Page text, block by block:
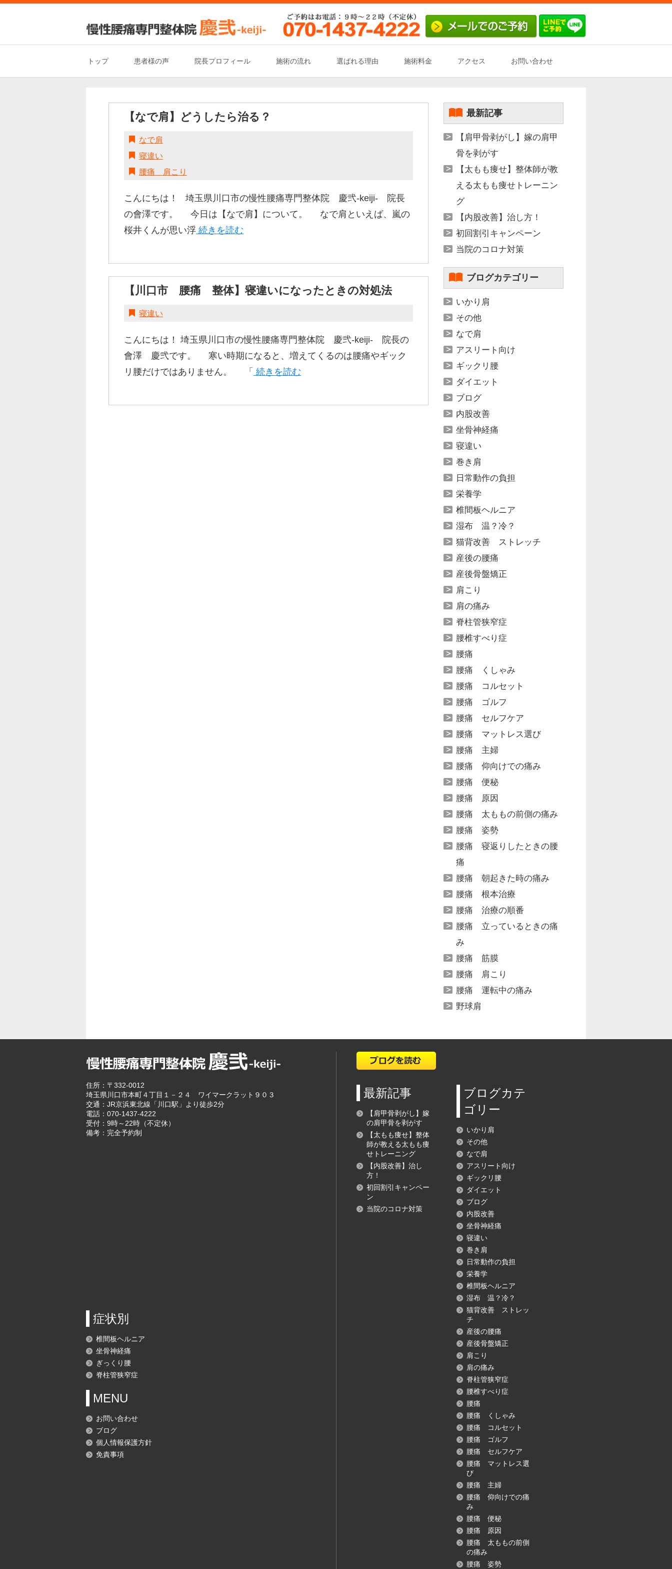
トップ 患者様の声 院長プロフィール 施術の流れ 選ばれる理由 施術料金 アクセス お問い合わせ
【なで肩】どうしたら治る？
なで肩
寝違い
腰痛 肩こり
こんにちは！ 埼玉県川口市の慢性腰痛専門整体院 慶弐-keiji- 院長
の會澤です。 今日は【なで肩】について。 なで肩といえば、嵐の
桜井くんが思い浮 続きを読む
【川口市 腰痛 整体】寝違いになったときの対処法
寝違い
こんにちは！ 埼玉県川口市の慢性腰痛専門整体院 慶弐-keiji- 院長の
會澤 慶弐です。 寒い時期になると、増えてくるのは腰痛やギック
リ腰だけではありません。 「 続きを読む
最新記事
【肩甲骨剥がし】嫁の肩甲
骨を剥がす
【太もも痩せ】整体師が教
える太もも痩せトレーニン
グ
【内股改善】治し方！
初回割引キャンペーン
当院のコロナ対策
ブログカテゴリー
いかり肩
その他
なで肩
アスリート向け
ギックリ腰
ダイエット
ブログ
内股改善
坐骨神経痛
寝違い
巻き肩
日常動作の負担
栄養学
椎間板ヘルニア
湿布 温？冷？
猫背改善 ストレッチ
産後の腰痛
産後骨盤矯正
肩こり
肩の痛み
脊柱管狭窄症
腰椎すべり症
腰痛
腰痛 くしゃみ
腰痛 コルセット
腰痛 ゴルフ
腰痛 セルフケア
腰痛 マットレス選び
腰痛 主婦
腰痛 仰向けでの痛み
腰痛 便秘
腰痛 原因
腰痛 太ももの前側の痛み
腰痛 姿勢
腰痛 寝返りしたときの腰
痛
腰痛 朝起きた時の痛み
腰痛 根本治療
腰痛 治療の順番
腰痛 立っているときの痛
み
腰痛 筋膜
腰痛 肩こり
腰痛 運転中の痛み
野球肩
住所：〒332-0012
埼玉県川口市本町４丁目１－２４ ワイマークラット９０３
交通：JR京浜東北線「川口駅」より徒歩2分
電話：070-1437-4222
受付：9時～22時（不定休）
備考：完全予約制
症状別
椎間板ヘルニア
坐骨神経痛
ぎっくり腰
脊柱管狭窄症
MENU
お問い合わせ
ブログ
個人情報保護方針
免責事項
最新記事
【肩甲骨剥がし】嫁
の肩甲骨を剥がす
【太もも痩せ】整体
師が教える太もも痩
せトレーニング
【内股改善】治し
方！
初回割引キャンペー
ン
当院のコロナ対策
ブログカテ
ゴリー
いかり肩
その他
なで肩
アスリート向け
ギックリ腰
ダイエット
ブログ
内股改善
坐骨神経痛
寝違い
巻き肩
日常動作の負担
栄養学
椎間板ヘルニア
湿布 温？冷？
猫背改善 ストレッ
チ
産後の腰痛
産後骨盤矯正
肩こり
肩の痛み
脊柱管狭窄症
腰椎すべり症
腰痛
腰痛 くしゃみ
腰痛 コルセット
腰痛 ゴルフ
腰痛 セルフケア
腰痛 マットレス選
び
腰痛 主婦
腰痛 仰向けでの痛
み
腰痛 便秘
腰痛 原因
腰痛 太ももの前側
の痛み
腰痛 姿勢